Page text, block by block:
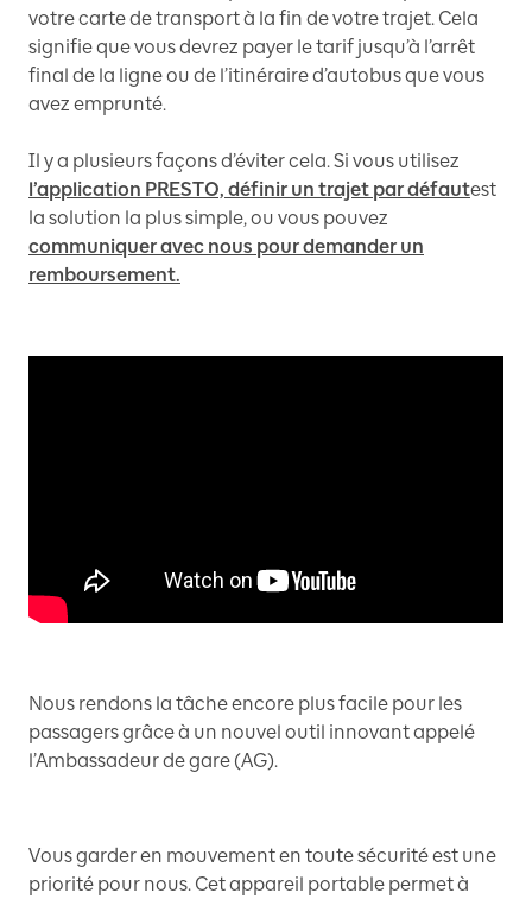
votre carte de transport à la fin de votre trajet. Cela
signifie que vous devrez payer le tarif jusqu’à l’arrêt
final de la ligne ou de l’itinéraire d’autobus que vous
avez emprunté.
Il y a plusieurs façons d’éviter cela. Si vous utilisez
l’application PRESTO, définir un trajet par défautest
la solution la plus simple, ou vous pouvez
communiquer avec nous pour demander un
remboursement.
Nous rendons la tâche encore plus facile pour les
passagers grâce à un nouvel outil innovant appelé
l’Ambassadeur de gare (AG).
Vous garder en mouvement en toute sécurité est une
priorité pour nous. Cet appareil portable permet à